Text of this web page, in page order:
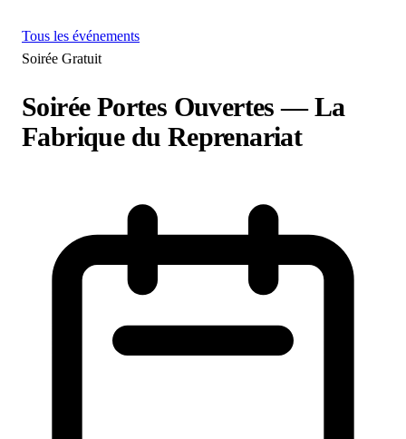
Tous les événements
Soirée Gratuit
Soirée Portes Ouvertes — La
Fabrique du Reprenariat